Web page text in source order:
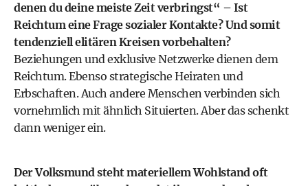
denen du deine meiste Zeit verbringst“ – Ist
Reichtum eine Frage sozialer Kontakte? Und somit
tendenziell elitären Kreisen vorbehalten?
Beziehungen und exklusive Netzwerke dienen dem
Reichtum. Ebenso strategische Heiraten und
Erbschaften. Auch andere Menschen verbinden sich
vornehmlich mit ähnlich Situierten. Aber das schenkt
dann weniger ein.
Der Volksmund steht materiellem Wohlstand oft